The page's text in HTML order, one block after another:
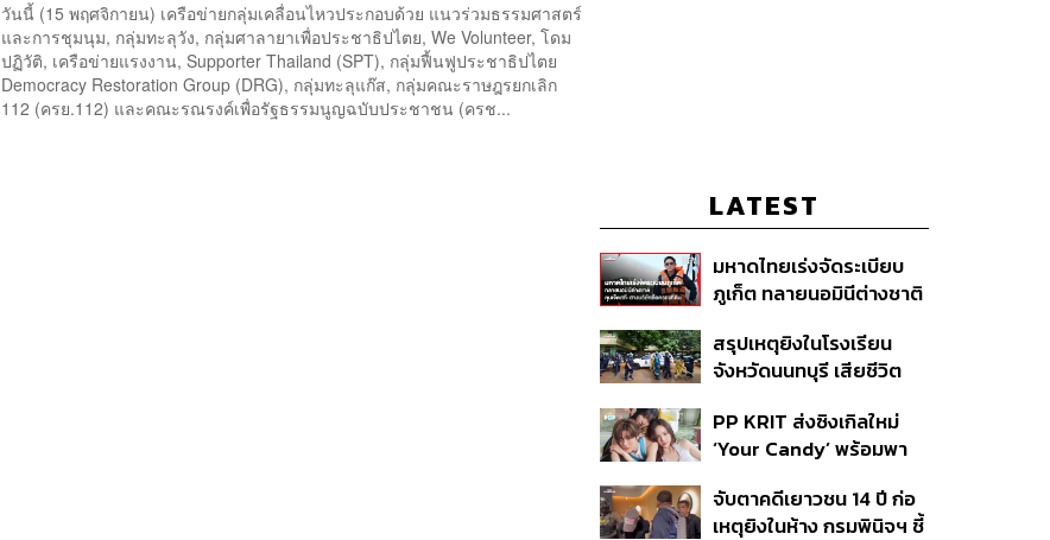
วันนี้ (15 พฤศจิกายน) เครือข่ายกลุ่มเคลื่อนไหวประกอบด้วย แนวร่วมธรรมศาสตร์
และการชุมนุม, กลุ่มทะลุวัง, กลุ่มศาลายาเพื่อประชาธิปไตย, We Volunteer, โดม
ปฏิวัติ, เครือข่ายแรงงาน, Supporter Thailand (SPT), กลุ่มฟื้นฟูประชาธิปไตย
Democracy Restoration Group (DRG), กลุ่มทะลุแก๊ส, กลุ่มคณะราษฎรยกเลิก
112 (ครย.112) และคณะรณรงค์เพื่อรัฐธรรมนูญฉบับประชาชน (ครช...
LATEST
มหาดไทยเร่งจัดระเบียบ
ภูเก็ต ทลายนอมินีต่างชาติ
ที่ดิน เคลียร์ใบอนุญาต
โรงแรมค้าง 7 ปี
สรุปเหตุยิงในโรงเรียน
จังหวัดนนทบุรี เสียชีวิต
ปมค้นประวัติคดีกราดยิงที่
สหรัฐฯ
PP KRIT ส่งซิงเกิลใหม่
‘Your Candy’ พร้อมพา
สิกวิดีโอ
จับตาคดีเยาวชน 14 ปี ก่อ
เหตุยิงในห้าง กรมพินิจฯ ชี้